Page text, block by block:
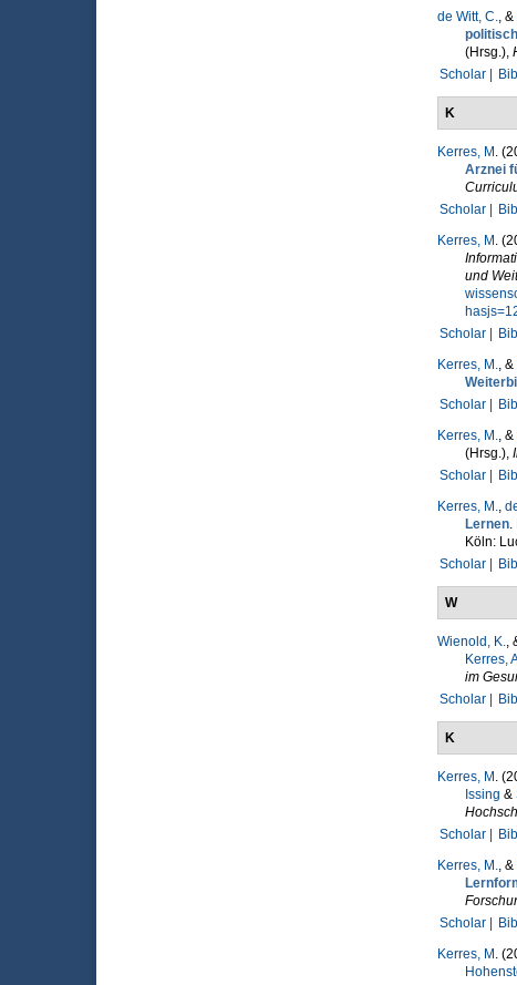
de Witt, C., &
(Hrsg.),
Scholar |
K
Kerres, M .
Arznei
Scholar |
Kerres, M .
und
Scholar |
Kerres, M., &
Scholar |
Kerres, M., &
(Hrsg.),
Scholar |
Kerres, M.,
Lernen.
Köln:
Scholar |
W
Wienold, K.,
Kerres,
im
Scholar |
K
Kerres, M .
Issing &
Scholar |
Kerres, M., &
Scholar |
Kerres, M .